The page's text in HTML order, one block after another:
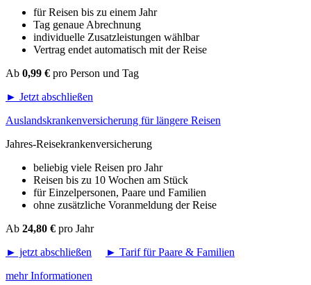
für Reisen bis zu einem Jahr
Tag genaue Abrechnung
individuelle Zusatzleistungen wählbar
Vertrag endet automatisch mit der Reise
Ab 0,99 € pro Person und Tag
► Jetzt abschließen
Auslandskrankenversicherung für längere Reisen
Jahres-Reisekrankenversicherung
beliebig viele Reisen pro Jahr
Reisen bis zu 10 Wochen am Stück
für Einzelpersonen, Paare und Familien
ohne zusätzliche Voranmeldung der Reise
Ab 24,80 € pro Jahr
► jetzt abschließen
► Tarif für Paare & Familien
mehr Informationen